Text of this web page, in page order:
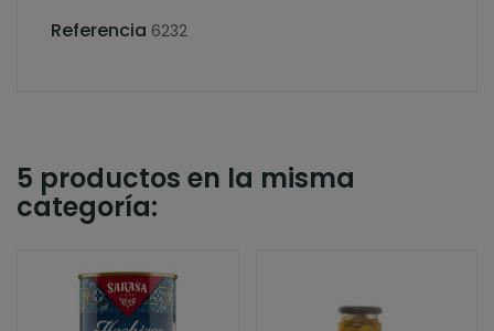
Referencia 6232
5 productos en la misma
categoría: